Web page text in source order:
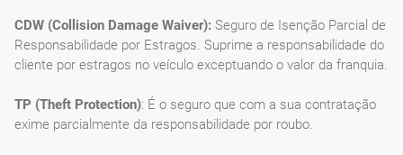
CDW (Collision Damage Waiver): Seguro de Isenção Parcial de
Responsabilidade por Estragos. Suprime a responsabilidade do
cliente por estragos no veículo exceptuando o valor da franquia.
TP (Theft Protection): É o seguro que com a sua contratação
exime parcialmente da responsabilidade por roubo.